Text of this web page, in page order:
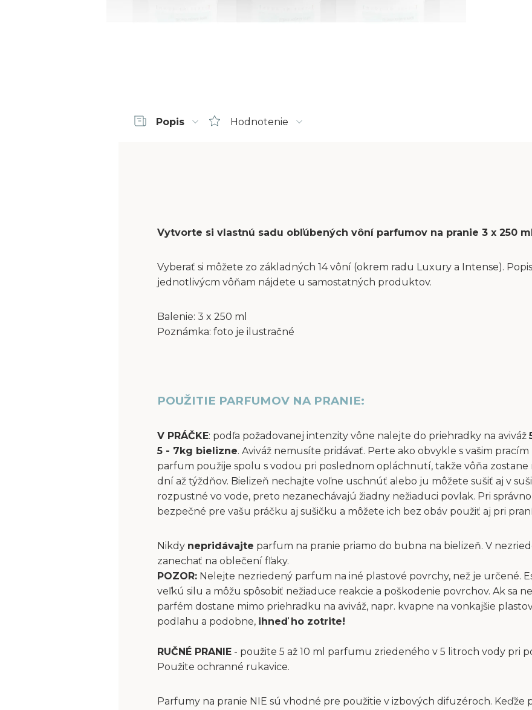
Popis Hodnotenie
Vytvorte si vlastnú sadu obľúbených vôní parfumov na pranie 3 x 250
Vyberať si môžete zo základných 14 vôní (okrem radu Luxury a Intense).
jednotlivýcm vôňam nájdete u samostatných produktov.
Balenie: 3 x 250 ml
Poznámka: foto je ilustračné
POUŽITIE PARFUMOV NA PRANIE:
V PRÁČKE: podľa požadovanej intenzity vône nalejte do priehradky na aviváž
5 - 7kg bielizne. Aviváž nemusíte pridávať. Perte ako obvykle s vašim
parfum použije spolu s vodou pri poslednom opláchnutí, takže vôňa zostane
dní až týždňov. Bielizeň nechajte voľne uschnúť alebo ju môžete sušiť aj v
rozpustné vo vode, preto nezanechávajú žiadny nežiaduci povlak. Pri
bezpečné pre vašu práčku aj sušičku a môžete ich bez obáv použiť aj pri
Nikdy nepridávajte parfum na pranie priamo do bubna na bielizeň. V
zanechať na oblečení fľaky.
POZOR:Nelejte nezriedený parfum na iné plastové povrchy, než je určené.
veľkú silu a môžu spôsobiť nežiaduce reakcie a poškodenie povrchov. Ak sa
parfém dostane mimo priehradku na aviváž, napr. kvapne na vonkajšie
podlahu a podobne, ihneď ho zotrite!
RUČNÉ PRANIE- použite 5 až 10 ml parfumu zriedeného v 5 litroch vody pri
Použite ochranné rukavice.
Parfumy na pranie NIE sú vhodné pre použitie v izbových difuzéroch. Keďže